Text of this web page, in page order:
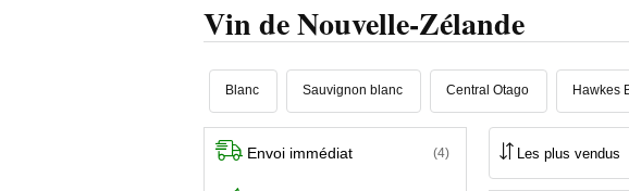
Vin de Nouvelle-Zélande
Blanc Sauvignon blanc Central Otago Hawkes
Envoi immédiat (4)